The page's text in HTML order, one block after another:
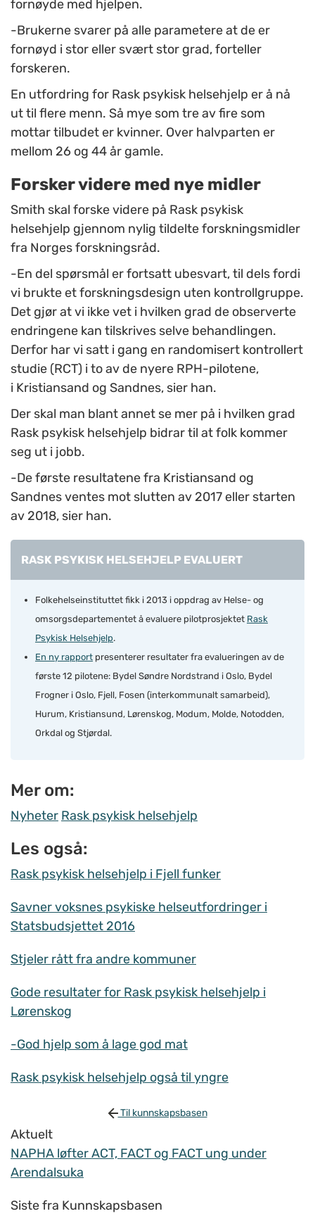
fornøyde med hjelpen.
-Brukerne svarer på alle parametere at de er
fornøyd i stor eller svært stor grad, forteller
forskeren.
En utfordring for Rask psykisk helsehjelp er å nå
ut til flere menn. Så mye som tre av fire som
mottar tilbudet er kvinner. Over halvparten er
mellom 26 og 44 år gamle.
Forsker videre med nye midler
Smith skal forske videre på Rask psykisk
helsehjelp gjennom nylig tildelte forskningsmidler
fra Norges forskningsråd.
-En del spørsmål er fortsatt ubesvart, til dels fordi
vi brukte et forskningsdesign uten kontrollgruppe.
Det gjør at vi ikke vet i hvilken grad de observerte
endringene kan tilskrives selve behandlingen.
Derfor har vi satt i gang en randomisert kontrollert
studie (RCT) i to av de nyere RPH-pilotene,
i Kristiansand og Sandnes, sier han.
Der skal man blant annet se mer på i hvilken grad
Rask psykisk helsehjelp bidrar til at folk kommer
seg ut i jobb.
-De første resultatene fra Kristiansand og
Sandnes ventes mot slutten av 2017 eller starten
av 2018, sier han.
RASK PSYKISK HELSEHJELP EVALUERT
Folkehelseinstituttet fikk i 2013 i oppdrag av Helse- og
omsorgsdepartementet å evaluere pilotprosjektet Rask
Psykisk Helsehjelp.
En ny rapport presenterer resultater fra evalueringen av de
første 12 pilotene: Bydel Søndre Nordstrand i Oslo, Bydel
Frogner i Oslo, Fjell, Fosen (interkommunalt samarbeid),
Hurum, Kristiansund, Lørenskog, Modum, Molde, Notodden,
Orkdal og Stjørdal.
Mer om:
Nyheter Rask psykisk helsehjelp
Les også:
Rask psykisk helsehjelp i Fjell funker
Savner voksnes psykiske helseutfordringer i
Statsbudsjettet 2016
Stjeler rått fra andre kommuner
Gode resultater for Rask psykisk helsehjelp i
Lørenskog
-God hjelp som å lage god mat
Rask psykisk helsehjelp også til yngre
Til kunnskapsbasen
Aktuelt
NAPHA løfter ACT, FACT og FACT ung under
Arendalsuka
Siste fra Kunnskapsbasen